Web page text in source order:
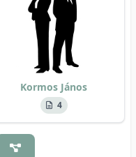
Kormos János
4